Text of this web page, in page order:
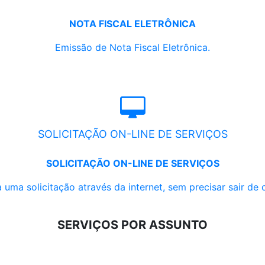
NOTA FISCAL ELETRÔNICA
Emissão de Nota Fiscal Eletrônica.
SOLICITAÇÃO ON-LINE DE SERVIÇOS
SOLICITAÇÃO ON-LINE DE SERVIÇOS
uma solicitação através da internet, sem precisar sair de
SERVIÇOS POR ASSUNTO